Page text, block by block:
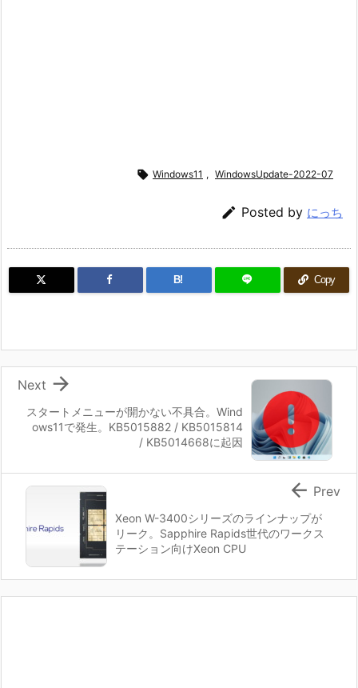
 Windows11 , WindowsUpdate-2022-07
 Posted by にっち
B! Copy
スタートメニューが開かない不具合。Wind
ows11で発生。KB5015882 / KB5015814
/ KB5014668に起因

Next
Xeon W-3400シリーズのラインナップが
リーク。Sapphire Rapids世代のワークス
テーション向けXeon CPU
 Prev